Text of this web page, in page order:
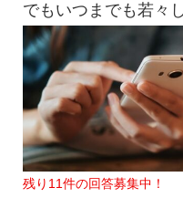
でもいつまでも若々
LINE一つとってもそ
残り11件の回答募集中！